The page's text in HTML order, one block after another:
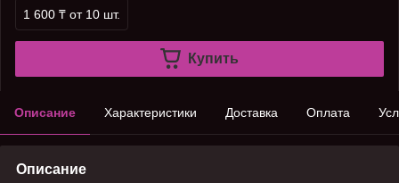
1 600 ₸ от 10 шт.
Купить
Описание Характеристики Доставка Оплата
Описание